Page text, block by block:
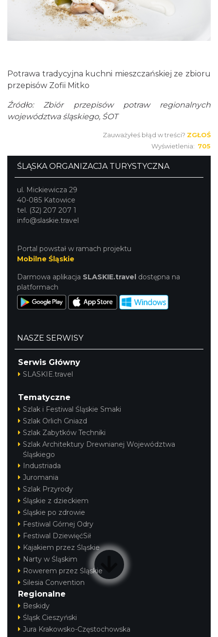
Potrawa tradycyjna kuchni mieszczańskiej ze zbioru
przepisów Zofii Mitko
Źródło: Zbiór przepisów potraw regionalnych
województwa śląskiego, ŚOT
Zauważyłeś błąd w treści? ZGŁOŚ
Wyświetlenia: 705
ŚLĄSKA ORGANIZACJA TURYSTYCZNA
ul. Mickiewicza 29
40-085 Katowice
tel. (32) 207 207 1
info@slaskie.travel
Portal powstał w ramach projektu
Mobilne Śląskie
Darmowa aplikacja SLASKIE.travel dostępna na
platformach
NASZE SERWISY
Serwis Główny
SLASKIE.travel
Tematyczne
Szlak i Festiwal Śląskie Smaki
Szlak Orlich Gniazd
Szlak Zabytków Techniki
Szlak Architektury Drewnianej Województwa
Śląskiego
Industriada
Juromania
Szlak Przyrody
Śląskie z dzieckiem
Śląskie po zdrowie
Festiwal Górnej Odry
Festiwal DziewięćSił
Kajakiem przez Śląskie
Narty w Śląskim
Rowerem przez Śląskie
Silesia Convention
Regionalne
Beskidy
Śląsk Cieszyński
Jura Krakowsko-Częstochowska